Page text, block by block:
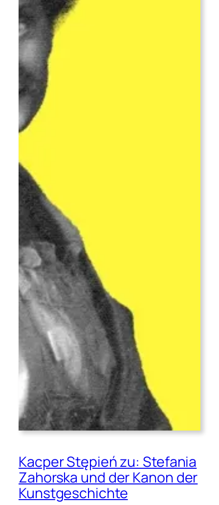
Kacper Stępień zu: Stefania
Zahorska und der Kanon der
Kunstgeschichte